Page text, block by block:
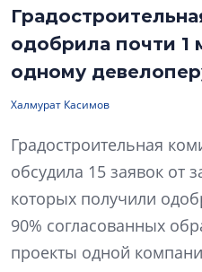
одобрила почти 1
одному
Халмурат Касимов
Градостроительная
обсудила 15 заявок от
которых получили
90% согласованных
проекты одной